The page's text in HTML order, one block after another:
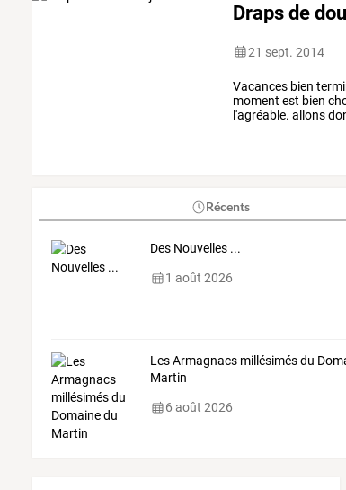
Draps de
21 sept. 2014
Vacances bien
moment est bien
l'agréable. allons
Récents
Des Nouvelles ...
1 août 2026
Les Armagnacs millésimés du
Martin
6 août 2026